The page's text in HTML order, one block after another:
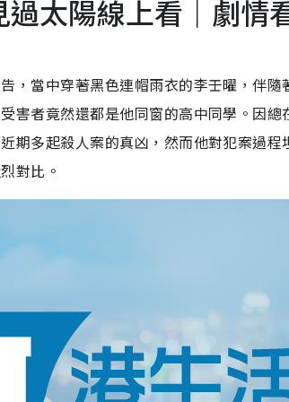
太陽線上看｜劇情
，當中穿著黑色連帽雨衣的李壬曜，伴
害者竟然還都是他同窗的高中同學。因
期多起殺人案的真凶，然而他對犯案過
對比。